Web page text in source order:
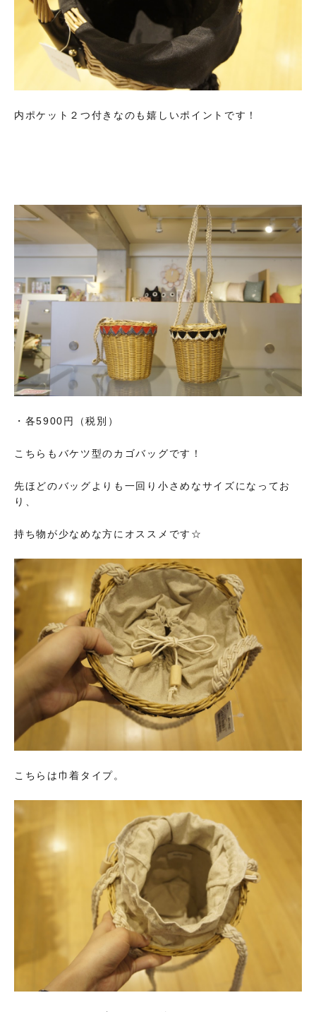
内ポケット２つ付きなのも嬉しいポイントです！
・各5900円（税別）
こちらもバケツ型のカゴバッグです！
先ほどのバッグよりも一回り小さめなサイズになってお
り、
持ち物が少なめな方にオススメです☆
こちらは巾着タイプ。